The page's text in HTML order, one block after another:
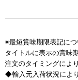
※最短賞味期限表記に
タイトルに表示の賞味
注文のタイミングによ
◆輸入元入荷状況によ